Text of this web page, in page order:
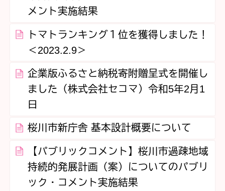
メント実施結果
トマトランキング１位を獲得しました！
＜2023.2.9＞
企業版ふるさと納税寄附贈呈式を開催し
ました（株式会社セコマ）令和5年2月1
日
桜川市新庁舎 基本設計概要について
【パブリックコメント】桜川市過疎地域
持続的発展計画（案）についてのパブリ
ック・コメント実施結果